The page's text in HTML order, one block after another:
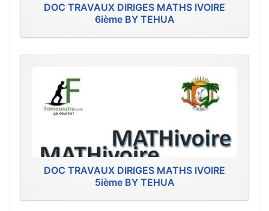
DOC TRAVAUX DIRIGES MATHS IVOIRE
6ième BY TEHUA
DOC TRAVAUX DIRIGES MATHS IVOIRE
5ième BY TEHUA